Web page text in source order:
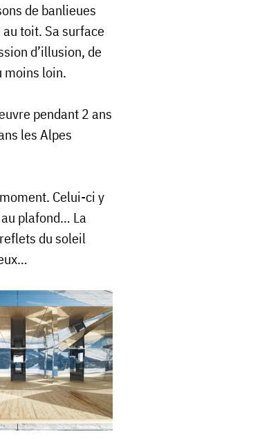
de banlieues
toit. Sa surface
d’illusion, de
moins loin.
pendant 2 ans
les Alpes
Celui-ci y
plafond… La
du soleil